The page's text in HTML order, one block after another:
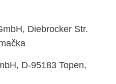
Diebrocker Str.
D-95183 Topen,